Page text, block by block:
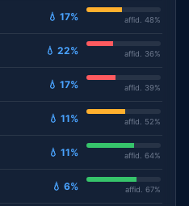
💧 17% affid. 48%
💧 22% affid. 36%
💧 17% affid. 39%
💧 11% affid. 52%
💧 11% affid. 64%
💧 6% affid. 67%